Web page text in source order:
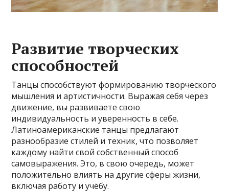
Развитие творческих
способностей
Танцы способствуют формированию творческого
мышления и артистичности. Выражая себя через
движение, вы развиваете свою
индивидуальность и уверенность в себе.
Латиноамериканские танцы предлагают
разнообразие стилей и техник, что позволяет
каждому найти свой собственный способ
самовыражения. Это, в свою очередь, может
положительно влиять на другие сферы жизни,
включая работу и учёбу.